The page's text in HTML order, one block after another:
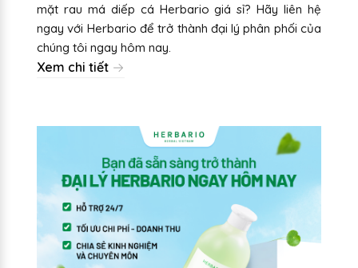
mặt rau má diếp cá Herbario giá sỉ? Hãy liên hệ
ngay với Herbario để trở thành đại lý phân phối của
chúng tôi ngay hôm nay.
Xem chi tiết